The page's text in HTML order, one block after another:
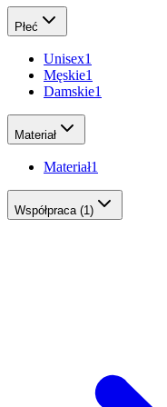
Płeć
Unisex1
Męskie1
Damskie1
Materiał
Materiał1
Współpraca (1)